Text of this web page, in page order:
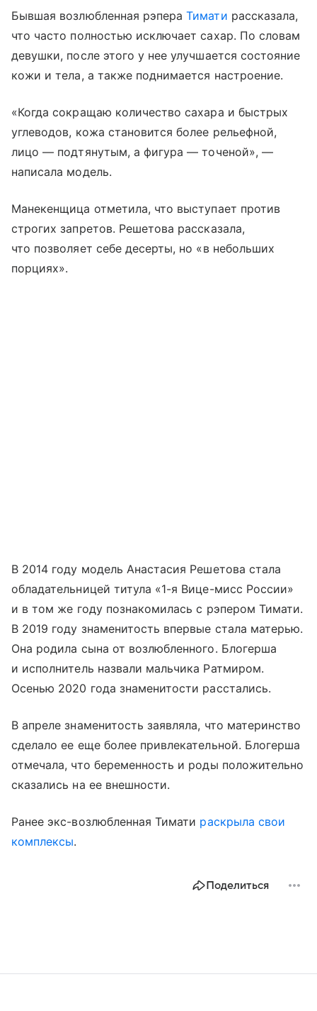
Бывшая возлюбленная рэпераТимати рассказала,
что часто полностью исключает сахар. По словам
девушки, после этого у нее улучшается состояние
кожи и тела, а также поднимается настроение.
«Когда сокращаю количество сахара и быстрых
углеводов, кожа становится более рельефной,
лицо — подтянутым, а фигура — точеной», —
написала модель.
Манекенщица отметила, что выступает против
строгих запретов. Решетова рассказала,
что позволяет себе десерты, но «в небольших
порциях».
В 2014 году модель Анастасия Решетова стала
обладательницей титула «1-я Вице-мисс России»
и в том же году познакомилась с рэпером Тимати.
В 2019 году знаменитость впервые стала матерью.
Она родила сына от возлюбленного. Блогерша
и исполнитель назвали мальчика Ратмиром.
Осенью 2020 года знаменитости расстались.
В апреле знаменитость заявляла, что материнство
сделало ее еще более привлекательной. Блогерша
отмечала, что беременность и роды положительно
сказались на ее внешности.
Ранее экс-возлюбленная Тимати раскрыла свои
комплексы.
Поделиться